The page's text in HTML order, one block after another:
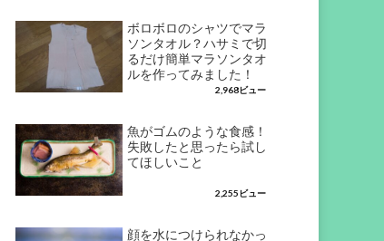
ボロボロのシャツでマラ
ソンタオル？ハサミで切
るだけ簡単マラソンタオ
ルを作ってみました！
2,968ビュー
魚がゴムのような食感！
失敗したと思ったら試し
てほしいこと
2,255ビュー
顔を水につけられなかっ